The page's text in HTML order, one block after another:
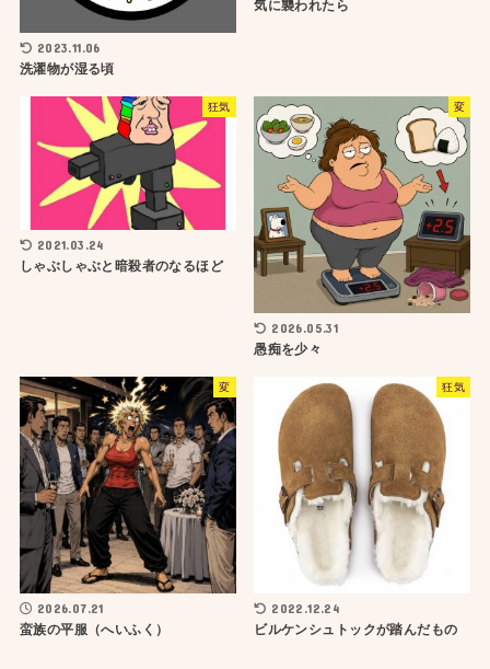
2023.11.06
洗濯物が湿る頃
気に襲われたら
狂気
2021.03.24
しゃぶしゃぶと暗殺者のなるほど
変
2026.05.31
愚痴を少々
変
2026.07.21
蛮族の平服（へいふく）
狂気
2022.12.24
ビルケンシュトックが踏んだもの